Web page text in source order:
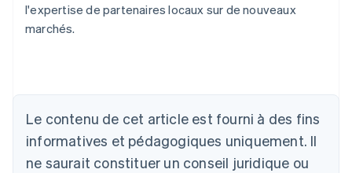
l'expertise de partenaires locaux sur de nouveaux
marchés.
Le contenu de cet article est fourni à des fins
informatives et pédagogiques uniquement. Il
ne saurait constituer un conseil juridique ou
Allemagne
Deutsch
Australie
English